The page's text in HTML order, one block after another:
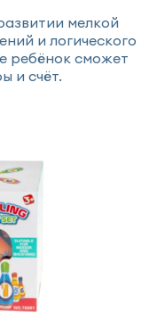
мелкой
и логического
ребёнок сможет
и счёт.